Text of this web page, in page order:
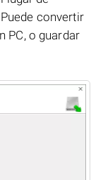
convertir
PC, o guardar